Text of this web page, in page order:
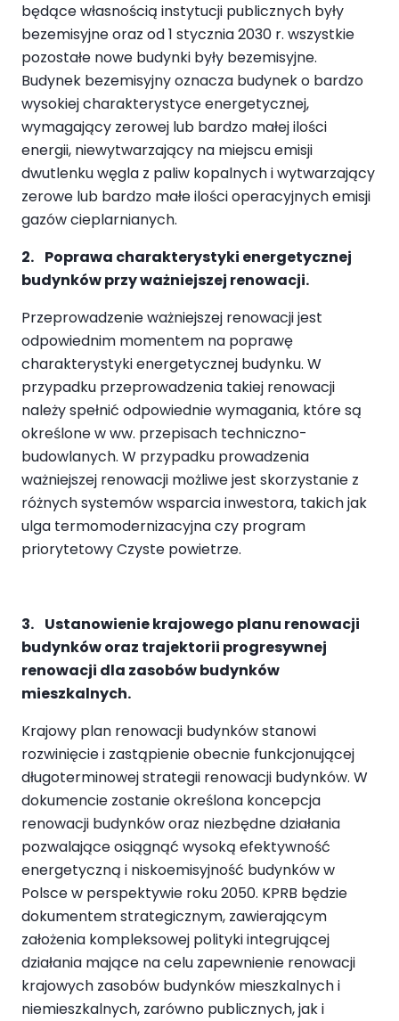
będące własnością instytucji publicznych były
bezemisyjne oraz od 1 stycznia 2030 r. wszystkie
pozostałe nowe budynki były bezemisyjne.
Budynek bezemisyjny oznacza budynek o bardzo
wysokiej charakterystyce energetycznej,
wymagający zerowej lub bardzo małej ilości
energii, niewytwarzający na miejscu emisji
dwutlenku węgla z paliw kopalnych i wytwarzający
zerowe lub bardzo małe ilości operacyjnych emisji
gazów cieplarnianych.
2. Poprawa charakterystyki energetycznej
budynków przy ważniejszej renowacji.
Przeprowadzenie ważniejszej renowacji jest
odpowiednim momentem na poprawę
charakterystyki energetycznej budynku. W
przypadku przeprowadzenia takiej renowacji
należy spełnić odpowiednie wymagania, które są
określone w ww. przepisach techniczno-
budowlanych. W przypadku prowadzenia
ważniejszej renowacji możliwe jest skorzystanie z
różnych systemów wsparcia inwestora, takich jak
ulga termomodernizacyjna czy program
priorytetowy Czyste powietrze.
3. Ustanowienie krajowego planu renowacji
budynków oraz trajektorii progresywnej
renowacji dla zasobów budynków
mieszkalnych.
Krajowy plan renowacji budynków stanowi
rozwinięcie i zastąpienie obecnie funkcjonującej
długoterminowej strategii renowacji budynków. W
dokumencie zostanie określona koncepcja
renowacji budynków oraz niezbędne działania
pozwalające osiągnąć wysoką efektywność
energetyczną i niskoemisyjność budynków w
Polsce w perspektywie roku 2050. KPRB będzie
dokumentem strategicznym, zawierającym
założenia kompleksowej polityki integrującej
działania mające na celu zapewnienie renowacji
krajowych zasobów budynków mieszkalnych i
niemieszkalnych, zarówno publicznych, jak i